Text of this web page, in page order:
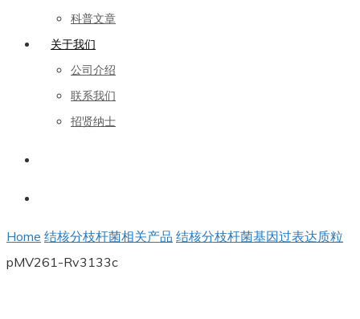
科普文章
关于我们
公司介绍
联系我们
招贤纳士
Home 结核分枝杆菌相关产品 结核分枝杆菌基因过表达质粒
pMV261-Rv3133c